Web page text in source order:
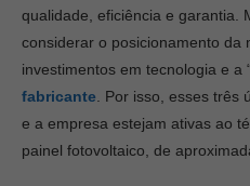
qualidade, eficiência e garantia.
considerar o posicionamento da
investimentos em tecnologia e a
fabricante. Por isso, esses três
e a empresa estejam ativas ao
painel fotovoltaico, de